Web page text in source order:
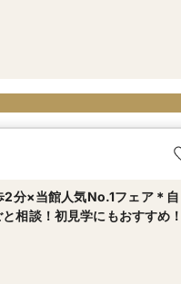
2分×当館人気No.1フェア＊自
相談！初見学にもおすすめ！